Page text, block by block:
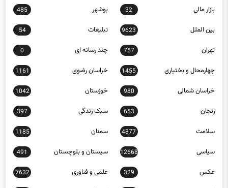
بین الملل 9623 تبلیغات 54
تهران 757 چند رسانه ای 0
چهارمحال و بختیاری 1455 خراسان رضوی 1161
خراسان شمالی 980 خوزستان 1042
زنجان 653 سبک زندگی 397
سلامت 4877 سمنان 1185
سیاسی 12668 سیستان و بلوچستان 491
عکس 329 علمی و فناوری 7632
فارس 1244 فرهنگ و هنر 23277